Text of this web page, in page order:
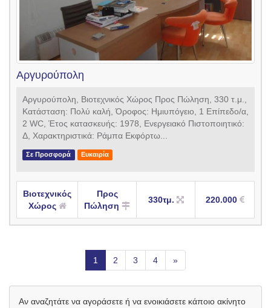
Αργυρούπολη
Αργυρούπολη, Βιοτεχνικός Χώρος Προς Πώληση, 330 τ.μ.,
Κατάσταση: Πολύ καλή, Όροφος: Ημιυπόγειο, 1 Επίπεδο/α,
2 WC, Έτος κατασκευής: 1978, Ενεργειακό Πιστοποιητικό:
Δ, Χαρακτηριστικά: Ράμπα Εκφόρτω...
Σε Προσφορά Ευκαιρία
Βιοτεχνικός
Χώρος
Προς
Πώληση
330τμ. 220.000
1 2 3 4 »
Αν αναζητάτε να αγοράσετε ή να ενοικιάσετε κάποιο ακίνητο